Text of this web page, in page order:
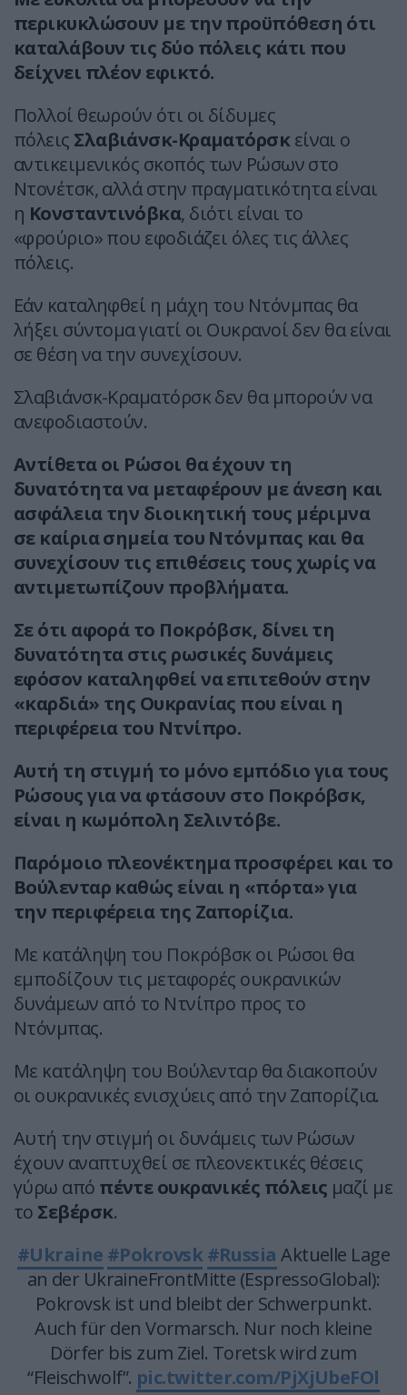
περικυκλώσουν με την προϋπόθεση ότι
καταλάβουν τις δύο πόλεις κάτι που
δείχνει πλέον εφικτό.
Πολλοί θεωρούν ότι οι δίδυμες
πόλεις Σλαβιάνσκ-Κραματόρσκείναι ο
αντικειμενικός σκοπός των Ρώσων στο
Ντονέτσκ, αλλά στην πραγματικότητα είναι
η Κονσταντινόβκα, διότι είναι το
«φρούριο» που εφοδιάζει όλες τις άλλες
πόλεις.
Εάν καταληφθεί η μάχη του Ντόνμπας θα
λήξει σύντομα γιατί οι Ουκρανοί δεν θα είναι
σε θέση να την συνεχίσουν.
Σλαβιάνσκ-Κραματόρσκ δεν θα μπορούν να
ανεφοδιαστούν.
Αντίθετα οι Ρώσοι θα έχουν τη
δυνατότητα να μεταφέρουν με άνεση και
ασφάλεια την διοικητική τους μέριμνα
σε καίρια σημεία του Ντόνμπας και θα
συνεχίσουν τις επιθέσεις τους χωρίς να
αντιμετωπίζουν προβλήματα.
Σε ότι αφορά το Ποκρόβσκ, δίνει τη
δυνατότητα στις ρωσικές δυνάμεις
εφόσον καταληφθεί να επιτεθούν στην
«καρδιά» της Ουκρανίας που είναι η
περιφέρεια του Ντνίπρο.
Αυτή τη στιγμή το μόνο εμπόδιο για τους
Ρώσους για να φτάσουν στο Ποκρόβσκ,
είναι η κωμόπολη Σελιντόβε.
Παρόμοιο πλεονέκτημα προσφέρει και το
Βούλενταρ καθώς είναι η «πόρτα» για
την περιφέρεια της Ζαπορίζια.
Με κατάληψη του Ποκρόβσκ οι Ρώσοι θα
εμποδίζουν τις μεταφορές ουκρανικών
δυνάμεων από το Ντνίπρο προς το
Ντόνμπας.
Με κατάληψη του Βούλενταρ θα διακοπούν
οι ουκρανικές ενισχύεις από την Ζαπορίζια.
Αυτή την στιγμή οι δυνάμεις των Ρώσων
έχουν αναπτυχθεί σε πλεονεκτικές θέσεις
γύρω από πέντε ουκρανικές πόλεις μαζί με
το Σεβέρσκ.
#Ukraine #Pokrovsk #Russia Aktuelle Lage
an der UkraineFrontMitte (EspressoGlobal):
Pokrovsk ist und bleibt der Schwerpunkt.
Auch für den Vormarsch. Nur noch kleine
Dörfer bis zum Ziel. Toretsk wird zum
“Fleischwolf”. pic.twitter.com/PjXjUbeFOl